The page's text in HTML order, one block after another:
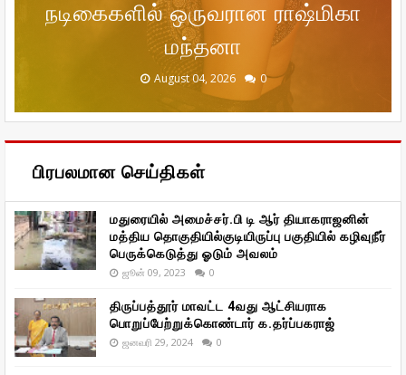
விமலா ராமன் ரிலேஷன்ஷிப் அதிகம்
August 04, 2026 0
நடிகைகளில் ஒருவரான ராஷ்மிகா
மந்தனா
August 04, 2026 0
'ஹாட்ஸ்பாட் 2 மச்' திரைப்படம்
குறித்து மனம் திறந்த சஞ்சனா
January 29, 2026 0
இடியாப்பம் சிக்கலில் ஜனநாயகம்
திரைப் படம்
January 29, 2026 0
ஸ்டாலின் திட்ட முகாமில்'
தரணிவேந்தன் எம்.பி., பேசினார் !
December 20, 2025 0
பிரபலமான செய்திகள்
மதுரையில் அமைச்சர்.பி டி ஆர் தியாகராஜனின்
மத்திய தொகுதியில்குடியிருப்பு பகுதியில் கழிவுநீர்
பெருக்கெடுத்து ஓடும் அவலம்
ஜூன் 09, 2023 0
திருப்பத்தூர் மாவட்ட 4வது ஆட்சியராக
பொறுப்பேற்றுக்கொண்டார் க.தர்ப்பகராஜ்
ஜனவரி 29, 2024 0